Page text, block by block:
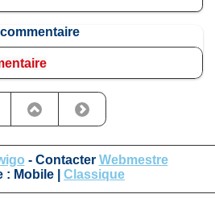
- Contacter Webmestre
: Mobile Classique